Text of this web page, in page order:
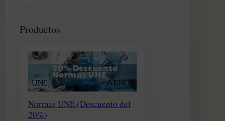
Productos
Normas UNE (Descuento del
20%)